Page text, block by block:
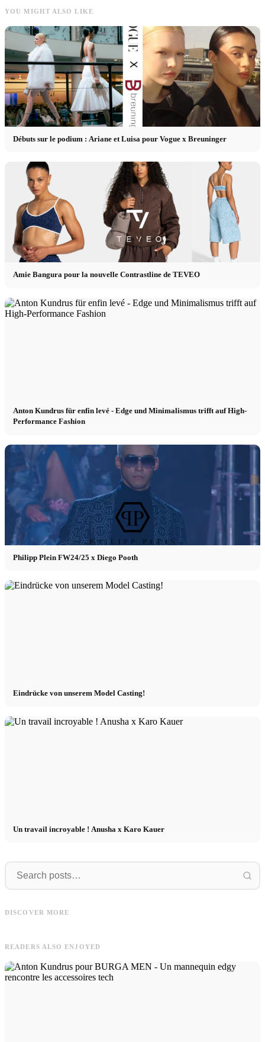
YOU MIGHT ALSO LIKE
Débuts sur le podium : Ariane et Luisa pour Vogue x Breuninger
Amie Bangura pour la nouvelle Contrastline de TEVEO
Anton Kundrus für enfin levé - Edge und Minimalismus trifft auf High-
Performance Fashion
Philipp Plein FW24/25 x Diego Pooth
Eindrücke von unserem Model Casting!
Un travail incroyable ! Anusha x Karo Kauer
DISCOVER MORE
Artur in 8 Outfits von About You
READERS ALSO ENJOYED